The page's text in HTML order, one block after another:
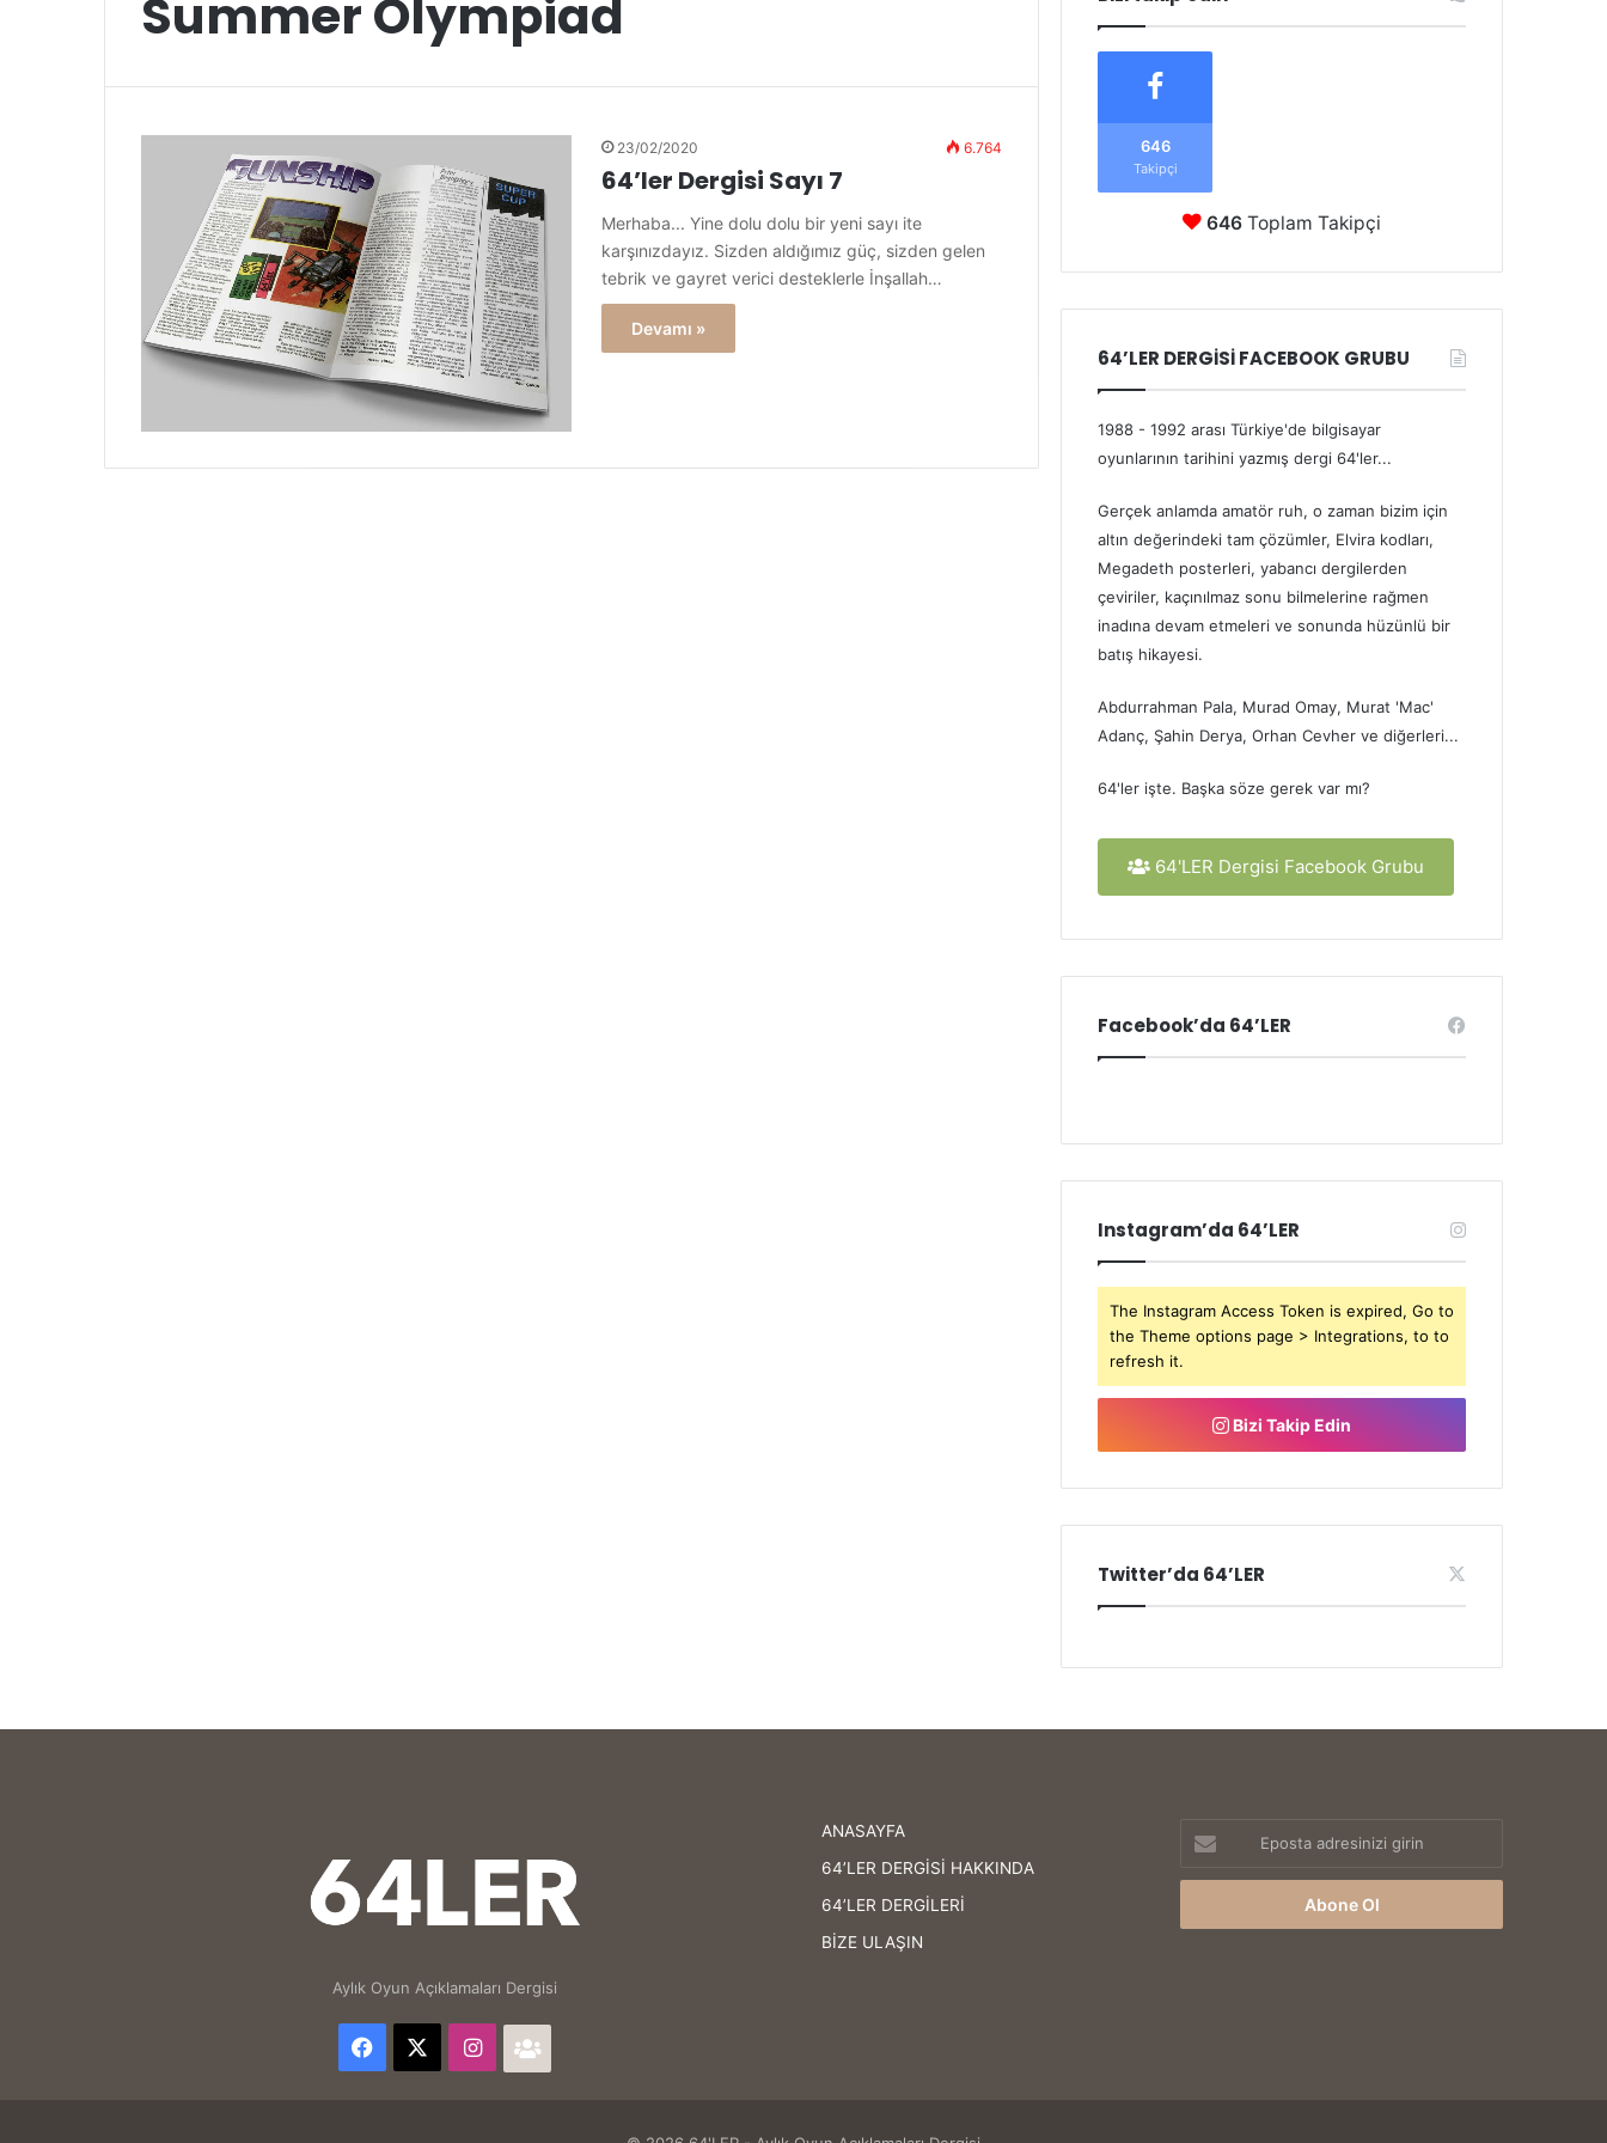
Summer Olympiad
23/02/2020 6.764
64’ler Dergisi Sayı 7
Merhaba... Yine dolu dolu bir yeni sayı ite
karşınızdayız. Sizden aldığımız güç, sizden gelen
tebrik ve gayret verici desteklerle İnşallah…
Devamı »
646
Takipçi
646 Toplam Takipçi
64’LER DERGİSİ FACEBOOK GRUBU
1988 - 1992 arası Türkiye'de bilgisayar
oyunlarının tarihini yazmış dergi 64'ler...
Gerçek anlamda amatör ruh, o zaman bizim için
altın değerindeki tam çözümler, Elvira kodları,
Megadeth posterleri, yabancı dergilerden
çeviriler, kaçınılmaz sonu bilmelerine rağmen
inadına devam etmeleri ve sonunda hüzünlü bir
batış hikayesi.
Abdurrahman Pala, Murad Omay, Murat 'Mac'
Adanç, Şahin Derya, Orhan Cevher ve diğerleri...
64'ler işte. Başka söze gerek var mı?
64'LER Dergisi Facebook Grubu
Facebook’da 64’LER
Instagram’da 64’LER
The Instagram Access Token is expired, Go to
the Theme options page > Integrations, to to
refresh it.
Bizi Takip Edin
Twitter’da 64’LER
Aylık Oyun Açıklamaları Dergisi
Facebook Instagram
ANASAYFA
64’LER DERGİSİ HAKKINDA
64’LER DERGİLERİ
BİZE ULAŞIN
adresinizi
girin